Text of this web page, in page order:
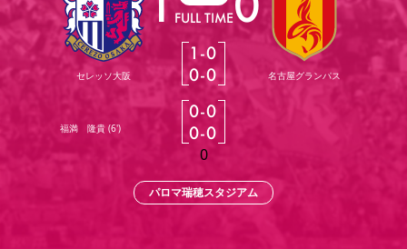
選手・スタッフ スケジュール メディア情報 アクセス レディース
アカデミー
ハナサカプレーヤー 歴代所属選手
チケット情報 販売スケジュール 価格・席種
購入方法
シーズンシート
法人シーズンシート 福祉サービス
団体チケット
特定興行入場券 譲渡サービス リセールサービス
キッズ向けサービス
観戦マナー&ルール
ビジターサポーター観戦ガイド
スタジアム
YANMAR HANASAKA STADIUM
セレッソ大阪について
シーズン記録 求人情報
パートナー企業募集中 セレッソ大阪VISAカード
セレッソアイデアちょうだいな
Lise（ライセンスビジネス）
ファンクラブ
SAKURA POINT Program
婚姻届・出生届・命名書
セレッソ大阪
福満 隆貴 (6')
FULL TIME
1-0
0-0
0-0
0-0
0
名古屋グランパス
パロマ瑞穂スタジアム